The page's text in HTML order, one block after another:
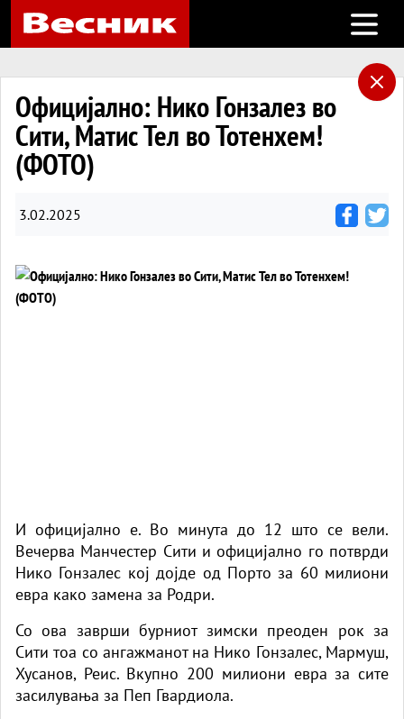
Open
Официјално: Нико Гонзалез во
Сити, Матис Тел во Тотенхем!
(ФОТО)
3.02.2025
И официјално е. Во минута до 12 што се вели.
Вечерва Манчестер Сити и официјално го потврди
Нико Гонзалес кој дојде од Порто за 60 милиони
евра како замена за Родри.
Со ова заврши бурниот зимски преоден рок за
Сити тоа со ангажманот на Нико Гонзалес, Мармуш,
Хусанов, Реис. Вкупно 200 милиони евра за сите
засилувања за Пеп Гвардиола.